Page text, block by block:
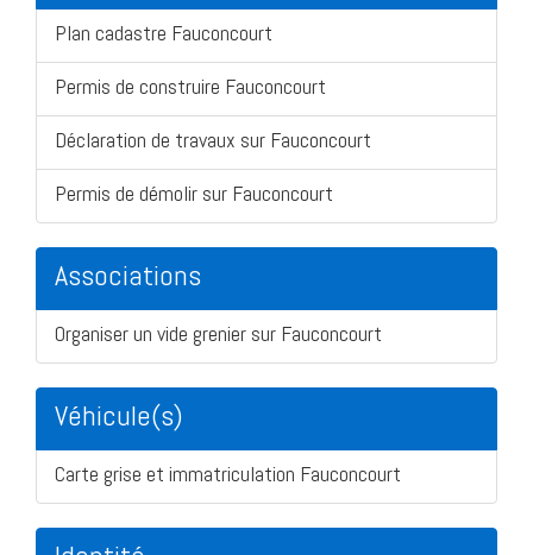
Plan cadastre Fauconcourt
Permis de construire Fauconcourt
Déclaration de travaux sur Fauconcourt
Permis de démolir sur Fauconcourt
Associations
Organiser un vide grenier sur Fauconcourt
Véhicule(s)
Carte grise et immatriculation Fauconcourt